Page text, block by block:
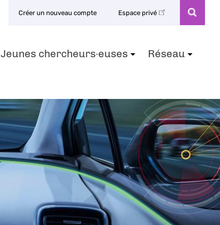
Créer un nouveau compte Espace privé
Jeunes chercheurs·euses Réseau